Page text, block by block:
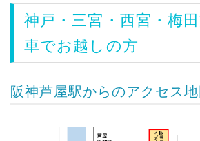
神戸・三宮・西宮・梅
車でお越しの方
阪神芦屋駅からのアクセス地